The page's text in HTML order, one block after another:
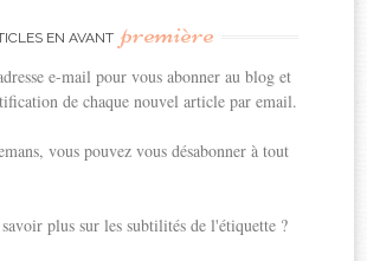
EN AVANT première
e-mail pour vous abonner au blog et
de chaque nouvel article par email.
vous pouvez vous désabonner à tout
plus sur les subtilités de l'étiquette ?